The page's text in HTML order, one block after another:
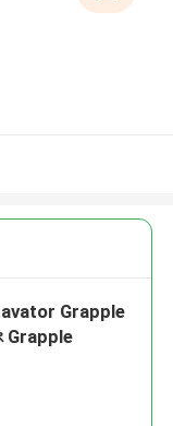
Grapple
Grapple